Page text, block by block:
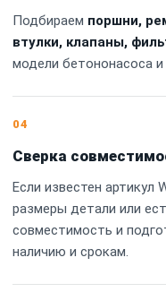
Подбираем поршни,
втулки, клапаны,
модели бетононасоса и
04
Сверка
Если известен артикул
размеры детали или
совместимость и
наличию и срокам.